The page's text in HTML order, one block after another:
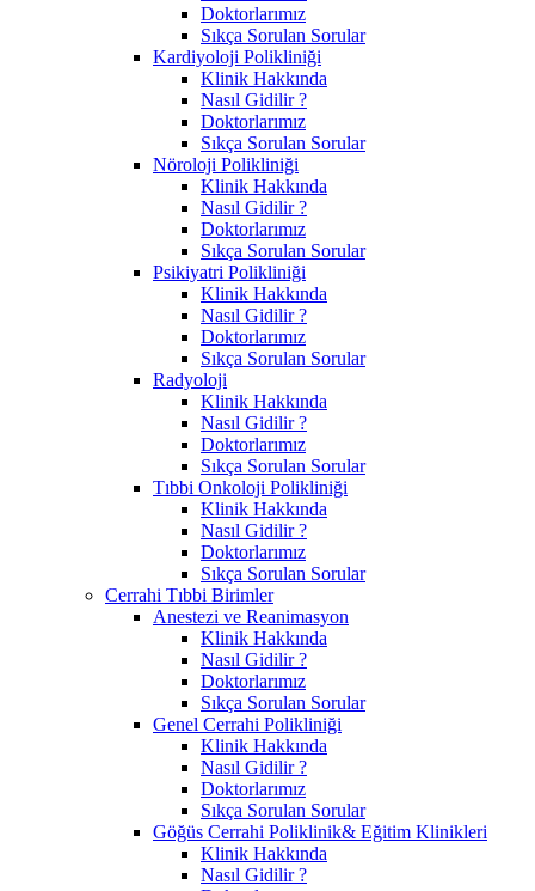
Doktorlarımız
Sıkça Sorulan Sorular
Kardiyoloji Polikliniği
Klinik Hakkında
Nasıl Gidilir ?
Doktorlarımız
Sıkça Sorulan Sorular
Nöroloji Polikliniği
Klinik Hakkında
Nasıl Gidilir ?
Doktorlarımız
Sıkça Sorulan Sorular
Psikiyatri Polikliniği
Klinik Hakkında
Nasıl Gidilir ?
Doktorlarımız
Sıkça Sorulan Sorular
Radyoloji
Klinik Hakkında
Nasıl Gidilir ?
Doktorlarımız
Sıkça Sorulan Sorular
Tıbbi Onkoloji Polikliniği
Klinik Hakkında
Nasıl Gidilir ?
Doktorlarımız
Sıkça Sorulan Sorular
Cerrahi Tıbbi Birimler
Anestezi ve Reanimasyon
Klinik Hakkında
Nasıl Gidilir ?
Doktorlarımız
Sıkça Sorulan Sorular
Genel Cerrahi Polikliniği
Klinik Hakkında
Nasıl Gidilir ?
Doktorlarımız
Sıkça Sorulan Sorular
Göğüs Cerrahi Poliklinik& Eğitim Klinikleri
Klinik Hakkında
Nasıl Gidilir ?